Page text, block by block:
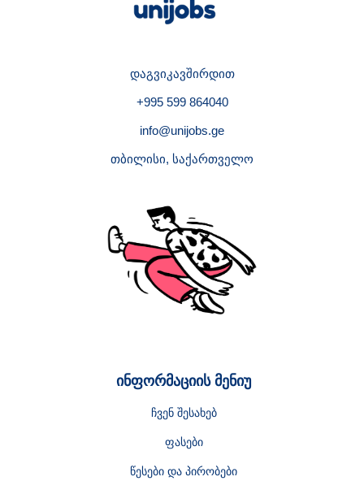
დაგვიკავშირდით
+995 599 864040
info@unijobs.ge
თბილისი, საქართველო
ინფორმაციის მენიუ
ჩვენ შესახებ
ფასები
წესები და პირობები